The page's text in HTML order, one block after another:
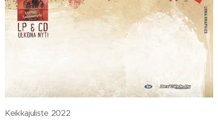
Keikkajuliste 2022